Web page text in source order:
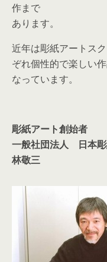
作まで
あります。
近年は彫紙アートス
ぞれ個性的で楽しい
なっています。
彫紙アート創始者
一般社団法人 日本
林敬三